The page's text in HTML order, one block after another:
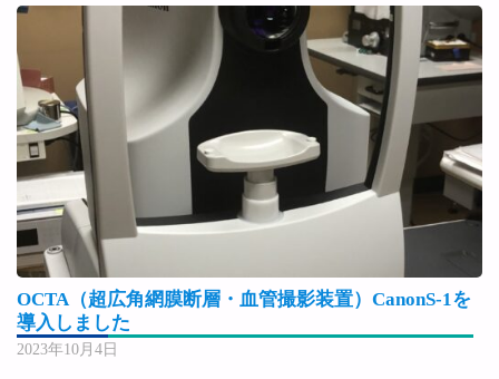
OCTA（超広角網膜断層・血管撮影装置）CanonS-1を
導入しました
2023年10月4日